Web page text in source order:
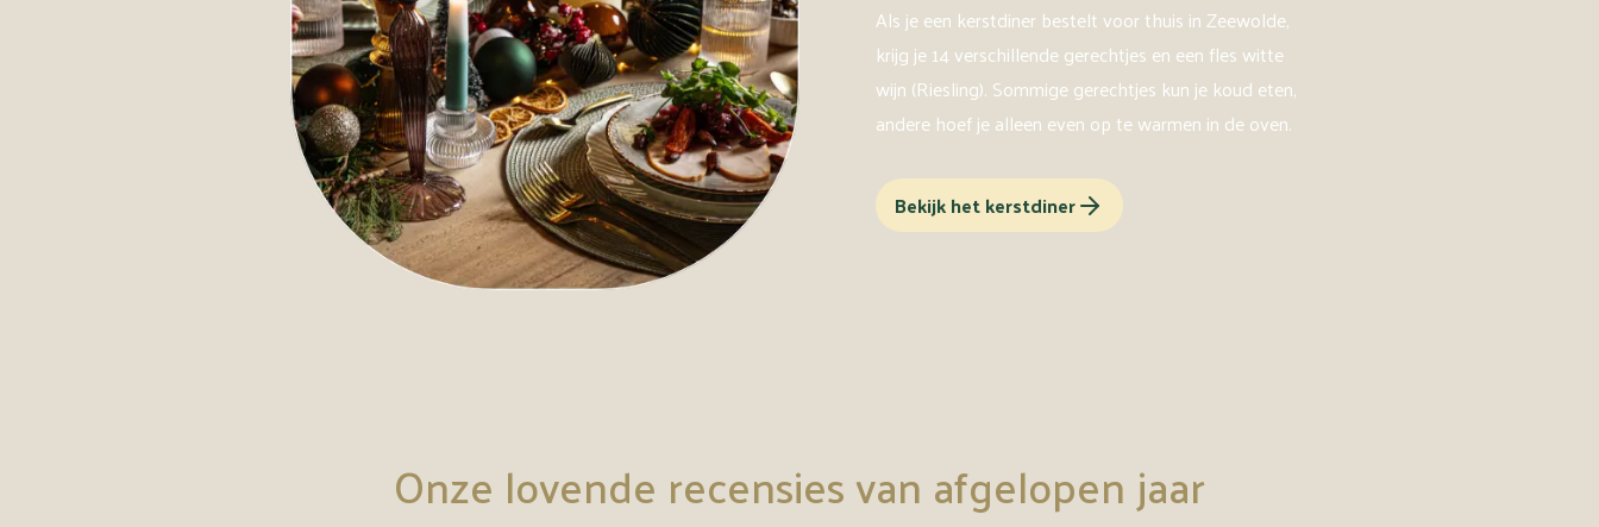
Als je een kerstdiner bestelt voor thuis in Zeewolde,
krijg je 14 verschillende gerechtjes en een fles witte
wijn (Riesling). Sommige gerechtjes kun je koud eten,
andere hoef je alleen even op te warmen in de oven.
Bekijk het kerstdiner
Onze lovende recensies van afgelopen jaar